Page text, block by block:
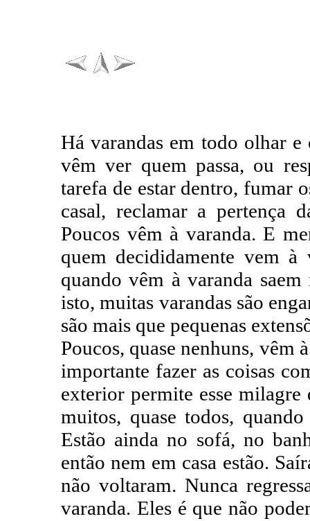
Há varandas em todo olhar e
vêm ver quem passa, ou
tarefa de estar dentro, fumar
casal, reclamar a pertença
Poucos vêm à varanda. E
quem decididamente vem
quando vêm à varanda
isto, muitas varandas são
são mais que pequenas
Poucos, quase nenhuns, vêm
importante fazer as coisas
exterior permite esse
muitos, quase todos,
Estão ainda no sofá, no
então nem em casa estão.
não voltaram. Nunca
varanda. Eles é que não